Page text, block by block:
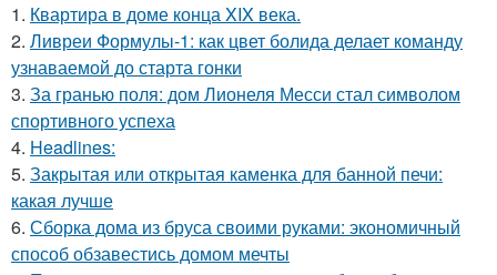
1. Квартира в доме конца XIX века.
2. Ливреи Формулы-1: как цвет болида делает команду
узнаваемой до старта гонки
3. За гранью поля: дом Лионеля Месси стал символом
спортивного успеха
4. Headlines:
5. Закрытая или открытая каменка для банной печи:
какая лучше
6. Сборка дома из бруса своими руками: экономичный
способ обзавестись домом мечты